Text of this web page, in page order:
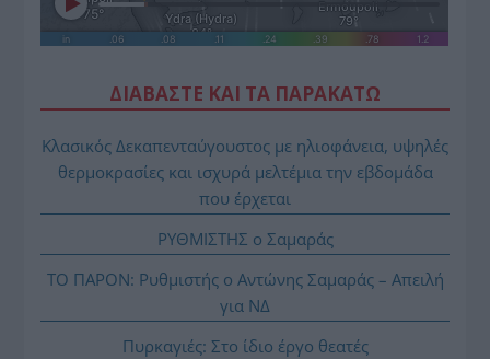
ΔΙΑΒΑΣΤΕ ΚΑΙ ΤΑ ΠΑΡΑΚΑΤΩ
Κλασικός Δεκαπενταύγουστος με ηλιοφάνεια, υψηλές
θερμοκρασίες και ισχυρά μελτέμια την εβδομάδα
που έρχεται
ΡΥΘΜΙΣΤΗΣ ο Σαμαράς
ΤΟ ΠΑΡΟΝ: Ρυθμιστής ο Αντώνης Σαμαράς – Απειλή
για ΝΔ
Πυρκαγιές: Στο ίδιο έργο θεατές